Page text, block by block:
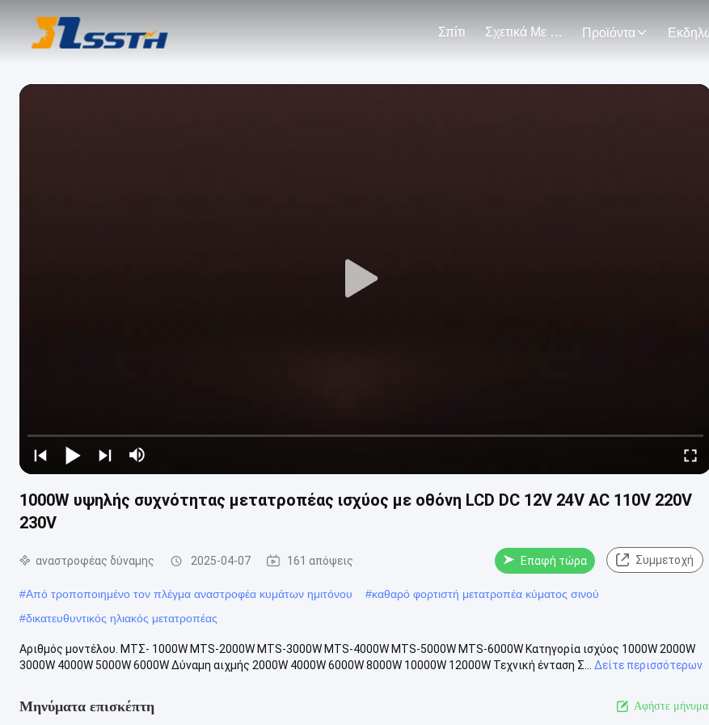
Σπίτι Σχετικά Με Εμάς Προϊόντα
1000W υψηλής συχνότητας μετατροπέας ισχύος με οθόνη LCD DC 12V 24V AC 110V 220V
230V
αναστροφέας δύναμης 2025-04-07 161 απόψεις Επαφή τώρα Συμμετοχή
#Από τροποποιημένο τον πλέγμα αναστροφέα κυμάτων ημιτόνου #καθαρό φορτιστή μετατροπέα κύματος σινού
#δικατευθυντικός ηλιακός μετατροπέας
Αριθμός μοντέλου. ΜΤΣ- 1000W MTS-2000W MTS-3000W MTS-4000W MTS-5000W MTS-6000W Κατηγορία ισχύος 1000W 2000W
3000W 4000W 5000W 6000W Δύναμη αιχμής 2000W 4000W 6000W 8000W 10000W 12000W Τεχνική ένταση Σ...
Δείτε περισσότερων
Μηνύματα επισκέπτη Αφήστε μήνυμα.